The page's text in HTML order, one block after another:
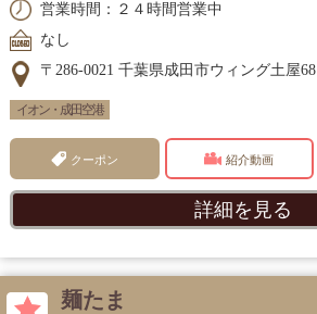
営業時間：２４時間営業中
なし
〒286-0021 千葉県成田市ウィング土屋68
イオン・成田空港
クーポン 紹介動画
詳細を見る
麺たま